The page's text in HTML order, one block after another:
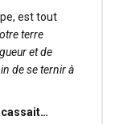
est tout
terre
et de
de se ternir à